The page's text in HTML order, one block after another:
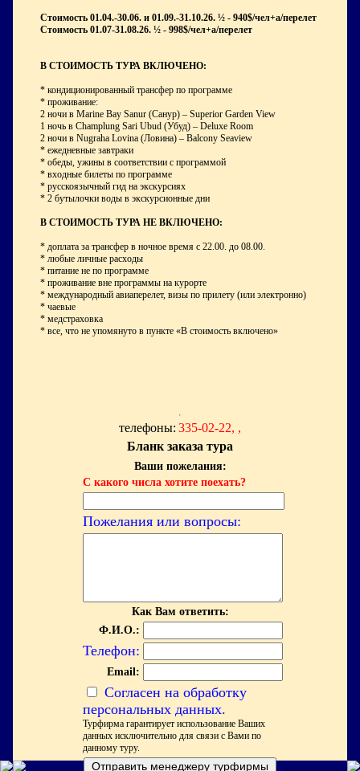
Стоимость 01.04.-30.06. и 01.09.-31.10.26. ½ - 940$/чел+а/перелет
Стоимость 01.07-31.08.26. ½ - 998$/чел+а/перелет
В СТОИМОСТЬ ТУРА ВКЛЮЧЕНО:
* кондиционированный трансфер по программе
* проживание:
2 ночи в Marine Bay Sanur (Санур) – Superior Garden View
1 ночь в Champlung Sari Ubud (Убуд) – Deluxe Room
2 ночи в Nugraha Lovina (Ловина) – Balcony Seaview
* ежедневные завтраки
* обеды, ужины в соответствии с программой
* входные билеты по программе
* русскоязычный гид на экскурсиях
* 2 бутылочки воды в экскурсионные дни
В СТОИМОСТЬ ТУРА НЕ ВКЛЮЧЕНО:
* доплата за трансфер в ночное время с 22.00. до 08.00.
* любые личные расходы
* питание не по программе
* проживание вне программы на курорте
* международный авиаперелет, визы по прилету (или электронно)
* чаевые
* медстраховка
* все, что не упомянуто в пункте «В стоимость включено»
телефоны: 335-02-22, ,
Бланк заказа тура
Ваши пожелания:
С какого числа хотите поехать?
Пожелания или вопросы:
Как Вам ответить:
Ф.И.О.:
Телефон:
Email:
Согласен на обработку
персональных данных.
Турфирма гарантирует использование Ваших
данных исключительно для связи с Вами по
данному туру.